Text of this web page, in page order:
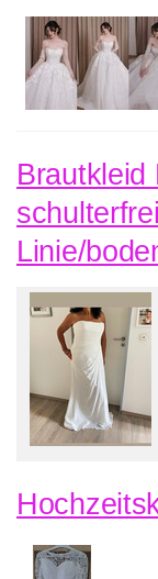
Brautkleid
Linie/